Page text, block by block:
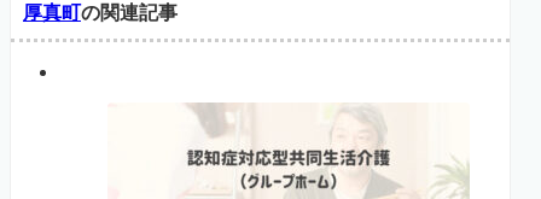
厚真町の関連記事